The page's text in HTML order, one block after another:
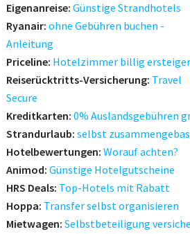
Eigenanreise: Günstige Strandhotels
Ryanair: ohne Gebühren buchen -
Anleitung
Priceline: Hotelzimmer billig
Reiserücktritts-Versicherung: Travel
Secure
Kreditkarten: 0% Auslandsgebühren
Strandurlaub: selbst
Hotelbewertungen: Worauf achten?
Animod: Günstige Hotelgutscheine
HRS Deals: Top-Hotels mit Rabatt
Hoppa: Transfer selbst organisieren
Mietwagen: Selbstbeteiligung